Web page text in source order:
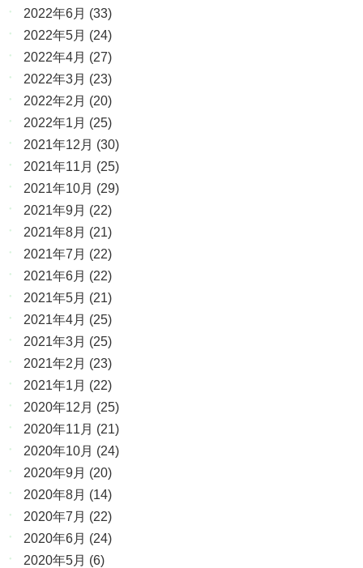
2022年6月 (33)
2022年5月 (24)
2022年4月 (27)
2022年3月 (23)
2022年2月 (20)
2022年1月 (25)
2021年12月 (30)
2021年11月 (25)
2021年10月 (29)
2021年9月 (22)
2021年8月 (21)
2021年7月 (22)
2021年6月 (22)
2021年5月 (21)
2021年4月 (25)
2021年3月 (25)
2021年2月 (23)
2021年1月 (22)
2020年12月 (25)
2020年11月 (21)
2020年10月 (24)
2020年9月 (20)
2020年8月 (14)
2020年7月 (22)
2020年6月 (24)
2020年5月 (6)